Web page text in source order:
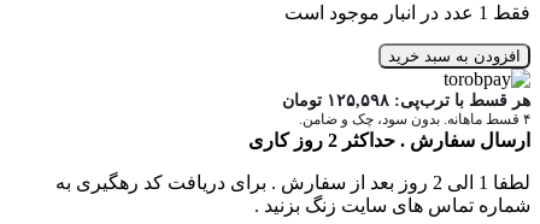
فقط 1 عدد در انبار موجود است
افزودن به سبد خرید
هر قسط با ترب‌پی: ۱۲۵,۵۹۸ تومان
۴ قسط ماهانه. بدون سود، چک و ضامن.
ارسال سفارش . حداکثر 2 روز کاری
لطفا 1 الی 2 روز بعد از سفارش . برای دریافت کد رهگیری به
شماره تماس های سایت زنگ بزنید .